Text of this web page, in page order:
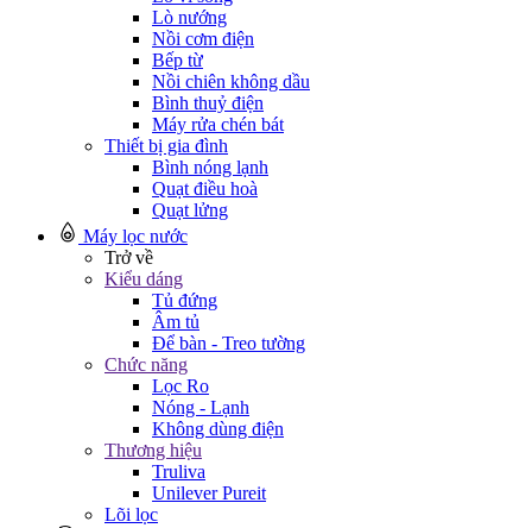
Lò nướng
Nồi cơm điện
Bếp từ
Nồi chiên không dầu
Bình thuỷ điện
Máy rửa chén bát
Thiết bị gia đình
Bình nóng lạnh
Quạt điều hoà
Quạt lửng
Máy lọc nước
Trở về
Kiểu dáng
Tủ đứng
Âm tủ
Để bàn - Treo tường
Chức năng
Lọc Ro
Nóng - Lạnh
Không dùng điện
Thương hiệu
Truliva
Unilever Pureit
Lõi lọc